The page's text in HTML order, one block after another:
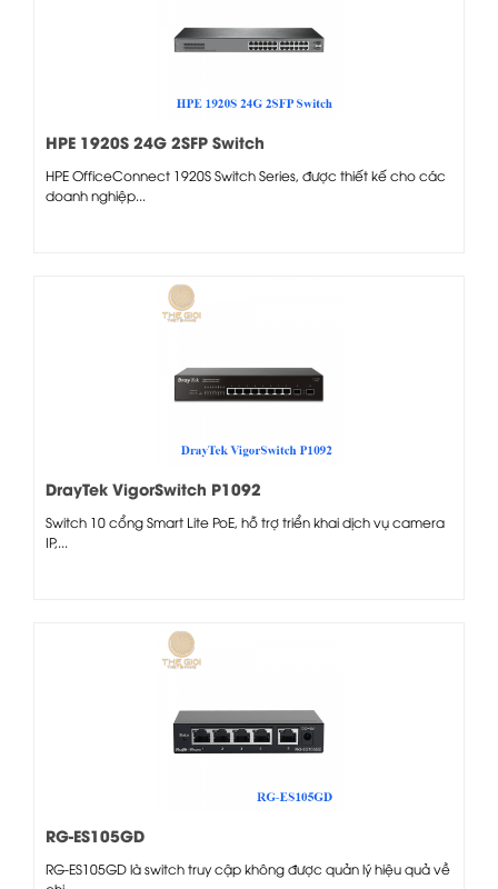
HPE 1920S 24G 2SFP Switch
HPE OfficeConnect 1920S Switch Series, được thiết kế cho các
doanh nghiệp...
DrayTek VigorSwitch P1092
Switch 10 cổng Smart Lite PoE, hỗ trợ triển khai dịch vụ camera
IP,...
RG-ES105GD
RG-ES105GD là switch truy cập không được quản lý hiệu quả về